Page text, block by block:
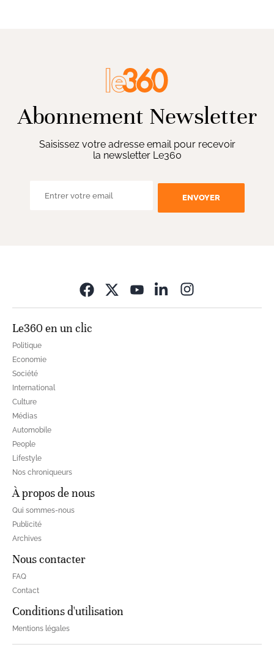
Abonnement Newsletter
Saisissez votre adresse email pour recevoir
la newsletter Le360
ENVOYER
Le360 en un clic
Politique
Economie
Société
International
Culture
Médias
Automobile
People
Lifestyle
Nos chroniqueurs
À propos de nous
Qui sommes-nous
Publicité
Archives
Nous contacter
FAQ
Contact
Conditions d'utilisation
Mentions légales